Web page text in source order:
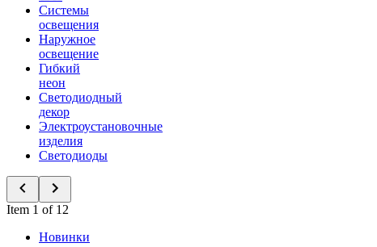
Системы
освещения
Наружное
освещение
Гибкий
неон
Светодиодный
декор
Электроустановочные
изделия
Светодиоды
Item 1 of 12
Новинки